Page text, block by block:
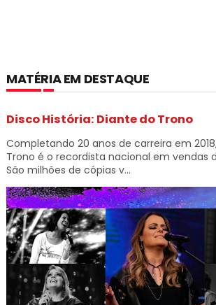
MATÉRIA EM DESTAQUE
Disco História: Diante do Trono
Completando 20 anos de carreira em
Trono é o recordista nacional em vendas
São milhões de cópias v...